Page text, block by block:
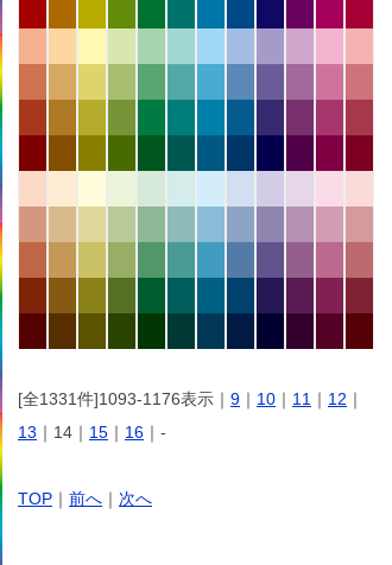
[全1331件]1093-1176表示｜ 9 ｜ 10 ｜ 11 ｜ 12 ｜
13 ｜14｜ 15 ｜ 16 ｜-
TOP ｜ 前へ ｜ 次へ